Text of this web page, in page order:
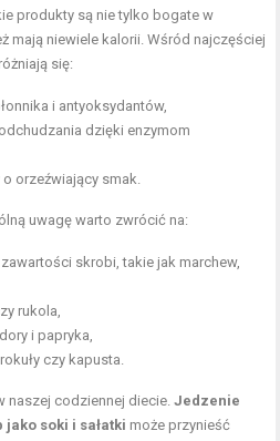
produkty są nie tylko bogate w
mają niewiele kalorii. Wśród najczęściej
się:
i antyoksydantów,
dzięki enzymom
orzeźwiający smak.
uwagę warto zwrócić na:
skrobi, takie jak marchew,
rukola,
i papryka,
czy kapusta.
naszej codziennej diecie.Jedzenie
soki i sałatki może przynieść